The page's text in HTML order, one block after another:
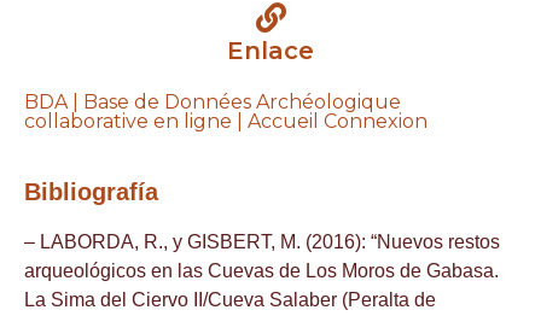
Enlace
BDA | Base de Données Archéologique
collaborative en ligne | Accueil Connexion
Bibliografía
– LABORDA, R., y GISBERT, M. (2016): “Nuevos restos
arqueológicos en las Cuevas de Los Moros de Gabasa.
La Sima del Ciervo II/Cueva Salaber (Peralta de